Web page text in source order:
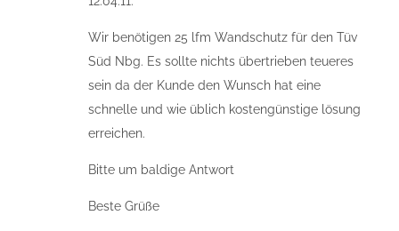
Wir benötigen 25 lfm Wandschutz für den Tüv
Süd Nbg. Es sollte nichts übertrieben teueres
sein da der Kunde den Wunsch hat eine
schnelle und wie üblich kostengünstige lösung
erreichen.
Bitte um baldige Antwort
Beste Grüße